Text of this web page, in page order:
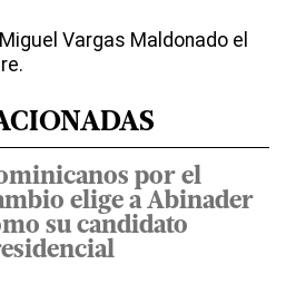
Vargas Maldonado el
por el
elige a Abinader
su candidato